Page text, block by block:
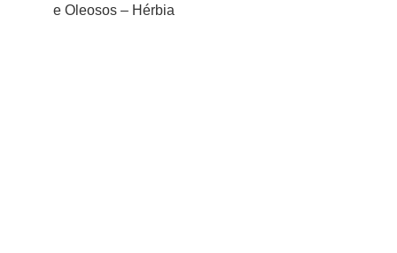
e Oleosos – Hérbia